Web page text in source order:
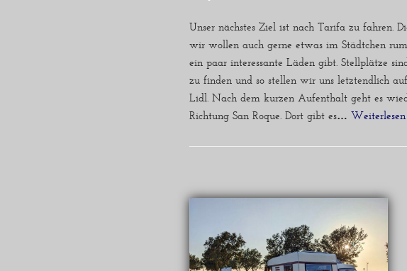
Unser nächstes Ziel ist nach Tarifa zu fahren.
wir wollen auch gerne etwas im Städtchen
ein paar interessante Läden gibt. Stellplätze
zu finden und so stellen wir uns letztendlich
Lidl. Nach dem kurzen Aufenthalt geht es
Richtung San Roque. Dort gibt es… Weiterlesen